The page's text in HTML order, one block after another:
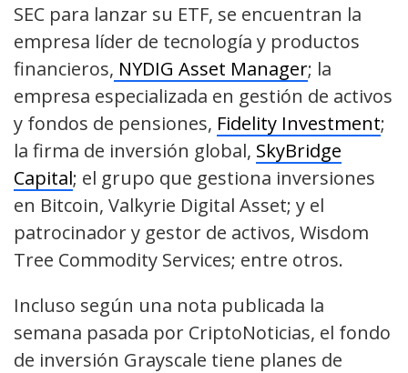
SEC para lanzar su ETF, se encuentran la
empresa líder de tecnología y productos
financieros, NYDIG Asset Manager; la
empresa especializada en gestión de activos
y fondos de pensiones, Fidelity Investment;
la firma de inversión global, SkyBridge
Capital; el grupo que gestiona inversiones
en Bitcoin, Valkyrie Digital Asset; y el
patrocinador y gestor de activos, Wisdom
Tree Commodity Services; entre otros.
Incluso según una nota publicada la
semana pasada por CriptoNoticias, el fondo
de inversión Grayscale tiene planes de